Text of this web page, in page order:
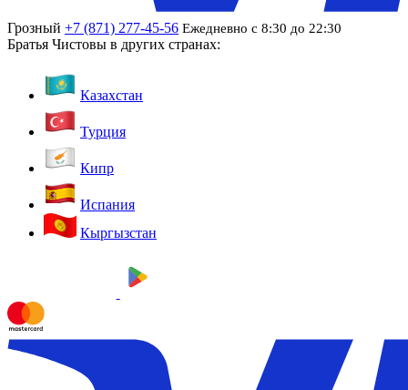
Грозный +7 (871) 277-45-56 Ежедневно с 8:30 до 22:30
Братья Чистовы в других странах:
Казахстан
Турция
Кипр
Испания
Кыргызстан